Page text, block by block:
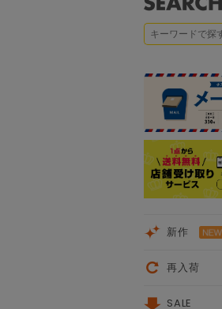
新作
再入荷
SALE